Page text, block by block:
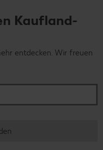
Kaufland-
entdecken. Wir freuen